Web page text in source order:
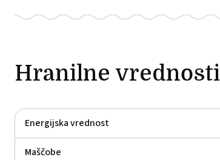
Hranilne vrednosti
Energijska vrednost
Maščobe